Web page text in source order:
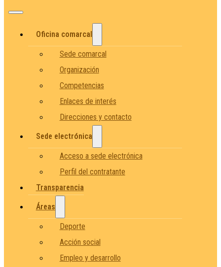
Oficina comarcal
Sede comarcal
Organización
Competencias
Enlaces de interés
Direcciones y contacto
Sede electrónica
Acceso a sede electrónica
Perfil del contratante
Transparencia
Áreas
Deporte
Acción social
Empleo y desarrollo